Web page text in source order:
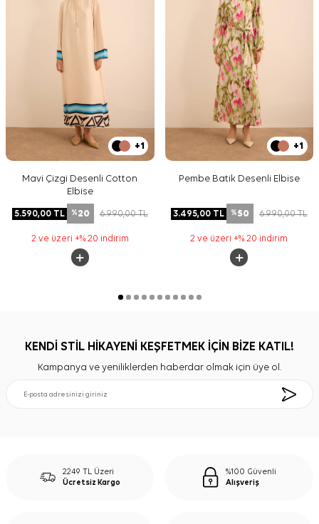
+1
Mavi Çizgi Desenli Cotton
Elbise
5.590,00TL %20 6.990,00TL
2 ve üzeri +% 20 indirim
+1
Pembe Batik Desenli Elbise
3.495,00TL %50 6.990,00TL
2 ve üzeri +% 20 indirim
KENDİ STİL HİKAYENİ KEŞFETMEK İÇİN BİZE KATIL!
Kampanya ve yeniliklerden haberdar olmak için üye ol.
2249 TL Üzeri
Ücretsiz Kargo
%100 Güvenli
Alışveriş